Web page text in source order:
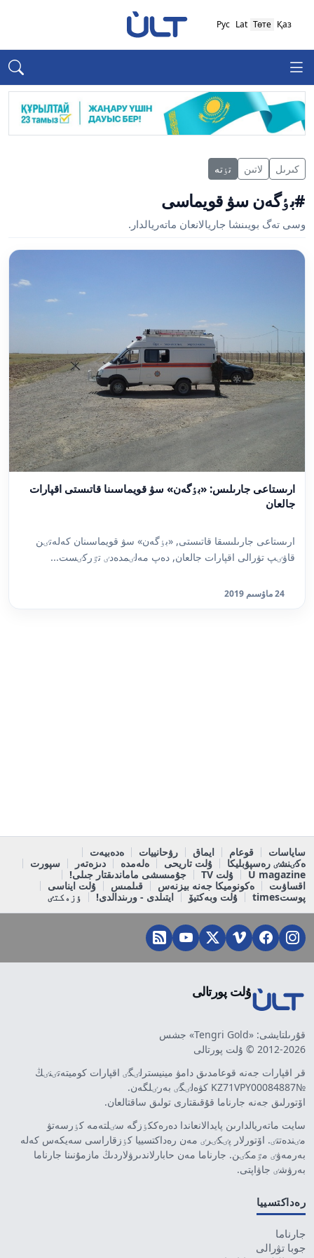
Қаз
Төте
Lat
Рус
كىرىل لاتىن تٶتە
#بٶگەن سۋ قويماسى
وسى تەگ بويىنشا جاريالانعان ماتەريالدار.
ارىستاعى جارىلىس: «بٶگەن» سۋ قويماسىنا قاتىستى اقپارات
جالعان
ارىستاعى جارىلىسقا قاتىستى, «بٶگەن» سۋ قويماسىنان كەلەتٸن
قاۋٸپ تۋرالى اقپارات جالعان, دەپ مەلٸمدەدٸ تٷركٸست...
24 ماۋسىم 2019
ساياسات قوعام ايماق رۋحانييات
ەدەبيەت
ەكٸنشٸ رەسپۋبليكا
ۇلت تاريحى ەلەمدە دىزەتەر
سپورت
U magazine
ۇلت TV
جۇمىسشى ماماندىقتار جىلى!
اقساۋىت
ەكونوميكا جەنە بيزنەس قىلمىس
ۇلت ايناسى
پوستtimes
ۇلت وبەكتيۆ ايتىلدى - ورىندالدى! ٶزەكتٸ
ۇلت پورتالى
قۇرىلتايشى: «Tengri Gold» جشس
2012-2026 © ۇلت پورتالى
قر اقپارات جەنە قوعامدىق دامۋ مينيسترلٸگٸ اقپارات كوميتەتٸنٸڭ
№KZ71VPY00084887 كۋەلٸگٸ بەرٸلگەن.
اۆتورلىق جەنە جارناما قۇقىقتارى تولىق ساقتالعان.
سايت ماتەريالدارىن پايدالانعاندا دەرەككٶزگە سٸلتەمە كٶرسەتۋ
مٸندەتتٸ. اۆتورلار پٸكٸرٸ مەن رەداكتسييا كٶزقاراسى سەيكەس كەلە
بەرمەۋٸ مٷمكٸن. جارناما مەن حابارلاندىرۋلاردىڭ مازمۇنىنا جارناما
بەرۋشٸ جاۋاپتى.
رەداكتسييا
جارناما
جوبا تۋرالى